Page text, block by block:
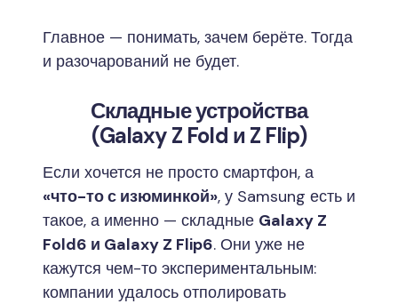
Главное — понимать, зачем берёте. Тогда
и разочарований не будет.
Складные устройства
(Galaxy Z Fold и Z Flip)
Если хочется не просто смартфон, а
«что-то с изюминкой», у Samsung есть и
такое, а именно — складные Galaxy Z
Fold6 и Galaxy Z Flip6. Они уже не
кажутся чем-то экспериментальным:
компании удалось отполировать